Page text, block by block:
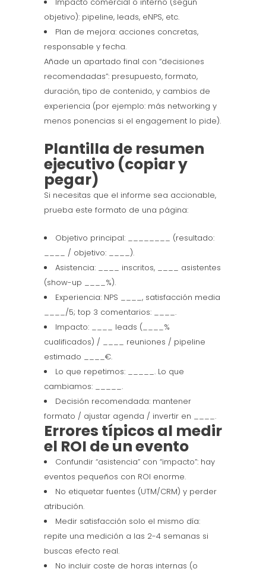
objetivo): pipeline, leads, eNPS, etc.
Plan de mejora: acciones concretas,
responsable y fecha.
Añade un apartado final con “decisiones
recomendadas”: presupuesto, formato,
duración, tipo de contenido, y cambios de
experiencia (por ejemplo: más networking y
menos ponencias si el engagement lo pide).
Plantilla de resumen
ejecutivo (copiar y
pegar)
Si necesitas que el informe sea accionable,
prueba este formato de una página:
Objetivo principal: ________ (resultado:
____ / objetivo: ____).
Asistencia: ____ inscritos, ____ asistentes
(show-up ____%).
Experiencia: NPS ____, satisfacción media
____/5; top 3 comentarios: ____.
Impacto: ____ leads (____%
cualificados) / ____ reuniones / pipeline
estimado ____€.
Lo que repetimos: _____. Lo que
cambiamos: _____.
Decisión recomendada: mantener
formato / ajustar agenda / invertir en ____.
Errores típicos al medir
el ROI de un evento
Confundir “asistencia” con “impacto”: hay
eventos pequeños con ROI enorme.
No etiquetar fuentes (UTM/CRM) y perder
atribución.
Medir satisfacción solo el mismo día:
repite una medición a las 2-4 semanas si
buscas efecto real.
No incluir coste de horas internas (o